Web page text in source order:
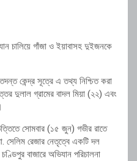
চালিয়ে গাঁজা ও ইয়াবাসহ দুইজনকে
কেন্দ্র সূত্রে এ তথ্য নিশ্চিত করা
দুলাল গ্রামের বাদল মিয়া (২২) এবং
সোমবার (১৫ জুন) গভীর রাতে
সেলিম রেজার নেতৃত্বে একটি দল
বাজারে অভিযান পরিচালনা